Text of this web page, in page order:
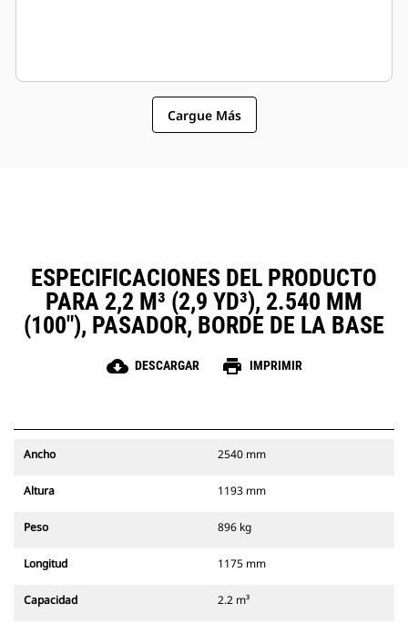
Cargue Más
ESPECIFICACIONES DEL PRODUCTO
PARA 2,2 M³ (2,9 YD³), 2.540 MM
(100"), PASADOR, BORDE DE LA BASE
cloud_download DESCARGAR print IMPRIMIR
Ancho 2540 mm
Altura 1193 mm
Peso 896 kg
Longitud 1175 mm
Capacidad 2.2 m³